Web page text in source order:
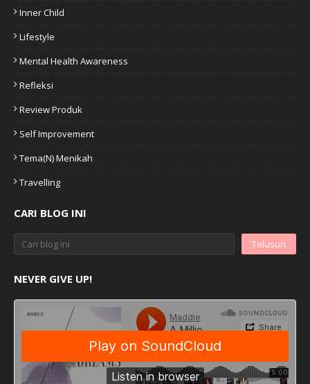
Inner Child
Lifestyle
Mental Health Awareness
Refleksi
Review Produk
Self Improvement
Tema(n) Menikah
Travelling
CARI BLOG INI
NEVER GIVE UP!